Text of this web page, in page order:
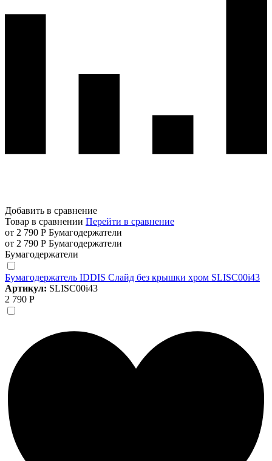
Добавить в сравнение
Товар в сравнении Перейти в сравнение
от 2 790 Р Бумагодержатели
от 2 790 Р Бумагодержатели
Бумагодержатели
Бумагодержатель IDDIS Слайд без крышки хром SLISC00i43
Артикул: SLISC00i43
2 790 Р